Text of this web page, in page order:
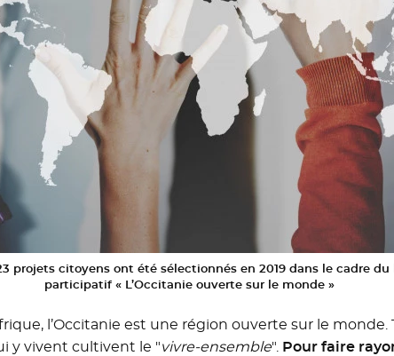
projets citoyens ont été sélectionnés en 2019 dans le cadre
participatif « L’Occitanie ouverte sur le monde »
l’Occitanie est une région ouverte sur le monde.
y vivent cultivent le "vivre-ensemble". Pour faire